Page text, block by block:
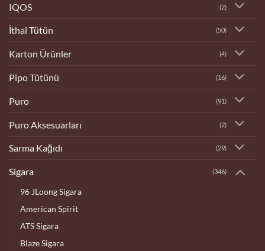
IQOS (2)
İthal Tütün (50)
Karton Ürünler (4)
Pipo Tütünü (16)
Puro (91)
Puro Aksesuarları (2)
Sarma Kağıdı (29)
Sigara (346)
96 JLoong Sigara
American Spirit
ATS Sigara
Blaze Sigara